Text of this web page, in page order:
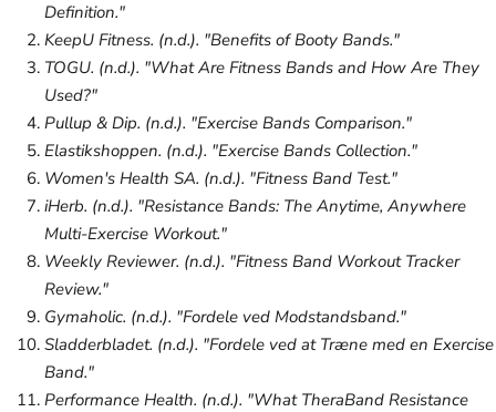
Definition."
KeepU Fitness. (n.d.). "Benefits of Booty Bands."
TOGU. (n.d.). "What Are Fitness Bands and How Are They
Used?"
Pullup & Dip. (n.d.). "Exercise Bands Comparison."
Elastikshoppen. (n.d.). "Exercise Bands Collection."
Women's Health SA. (n.d.). "Fitness Band Test."
iHerb. (n.d.). "Resistance Bands: The Anytime, Anywhere
Multi-Exercise Workout."
Weekly Reviewer. (n.d.). "Fitness Band Workout Tracker
Review."
Gymaholic. (n.d.). "Fordele ved Modstandsband."
Sladderbladet. (n.d.). "Fordele ved at Træne med en Exercise
Band."
Performance Health. (n.d.). "What TheraBand Resistance